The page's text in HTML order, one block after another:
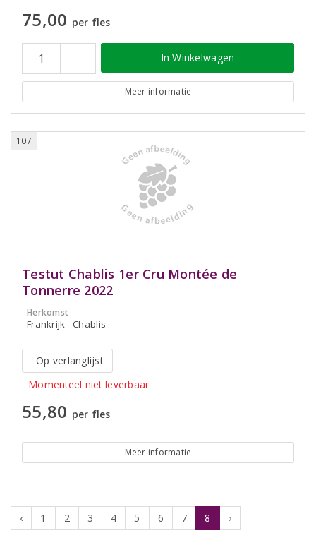
75,00 per fles
In Winkelwagen
Meer informatie
107
Testut Chablis 1er Cru Montée de
Tonnerre 2022
Herkomst
Frankrijk - Chablis
Op verlanglijst
Momenteel niet leverbaar
55,80 per fles
Meer informatie
‹ 1 2 3 4 5 6 7 8 ›